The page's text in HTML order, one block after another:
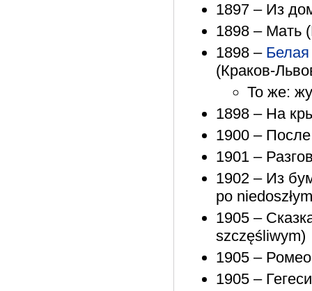
1897 – Из
1898 – Мать
1898 –
(Краков-
То же:
1898 – На
1900 –
1901 –
1902 – Из
po
1905 –
szczęśliwym)
1905 –
1905 –